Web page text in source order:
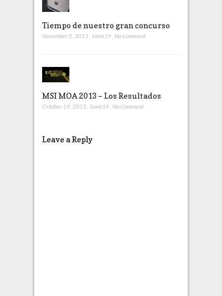
Tiempo de nuestro gran concurso
November 5, 2013 Saint19 No Comment
MSI MOA 2013 – Los Resultados
October 19, 2013 Saint19 No Comment
Leave a Reply